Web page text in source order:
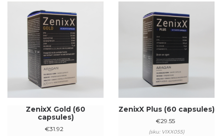
ZenixX Gold (60
capsules)
€31.92
ZenixX Plus (60 capsules)
€29.55
(sku: VIXX055)